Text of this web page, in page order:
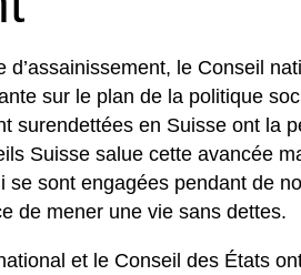
le Conseil
sur le plan de la politique
surendettées en Suisse ont la
Suisse salue cette avancée
se sont engagées pendant de
de mener une vie sans dettes.
et le Conseil des États